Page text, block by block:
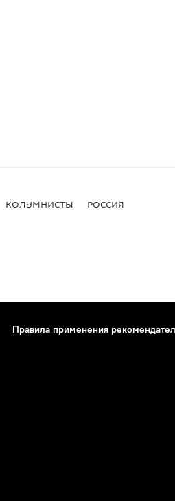
КОЛУМНИСТЫ РОССИЯ
Правила применения